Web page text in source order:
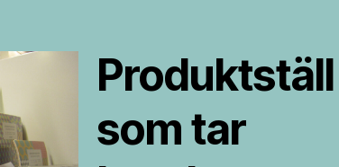
Produktställ
som tar